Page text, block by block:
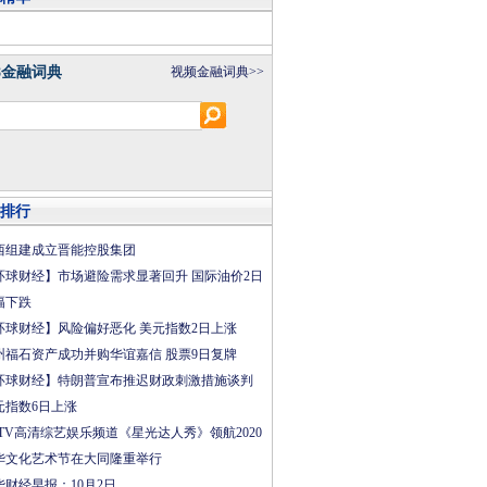
融词典 视频金融词典>>
行
组建成立晋能控股集团
球财经】市场避险需求显著回升 国际油价2日
下跌
球财经】风险偏好恶化 美元指数2日上涨
福石资产成功并购华谊嘉信 股票9日复牌
球财经】特朗普宣布推迟财政刺激措施谈判
指数6日上涨
高清综艺娱乐频道《星光达人秀》领航2020
文化艺术节在大同隆重举行